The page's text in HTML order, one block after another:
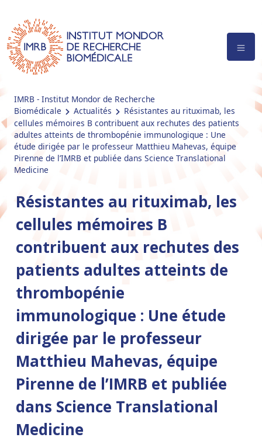
IMRB - Institut Mondor de Recherche
Biomédicale
Actualités
Résistantes au rituximab, les
cellules mémoires B contribuent aux rechutes des patients
adultes atteints de thrombopénie immunologique : Une
étude dirigée par le professeur Matthieu Mahevas, équipe
Pirenne de l’IMRB et publiée dans Science Translational
Medicine
Résistantes au rituximab, les
cellules mémoires B
contribuent aux rechutes des
patients adultes atteints de
thrombopénie
immunologique : Une étude
dirigée par le professeur
Matthieu Mahevas, équipe
Pirenne de l’IMRB et publiée
dans Science Translational
Medicine